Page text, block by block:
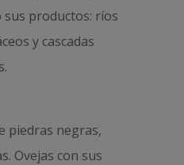
sus productos: ríos
y cascadas
piedras negras,
Ovejas con sus